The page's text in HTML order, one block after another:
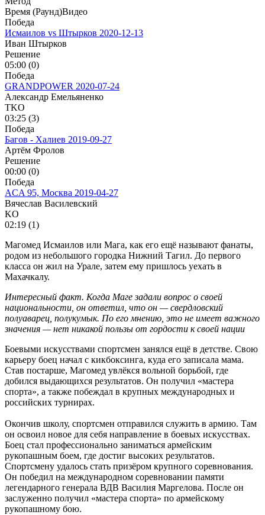
Время (Раунд)Видео
Победа
Исмаилов vs Штырков 2020-12-13
Иван Штырков
Решение
05:00 (0)
Победа
GRANDPOWER 2020-07-24
Александр Емельяненко
TKO
03:25 (3)
Победа
Багов - Халиев 2019-09-27
Артём Фролов
Решение
00:00 (0)
Победа
ACA 95, Москва 2019-04-27
Вячеслав Василевский
KO
02:19 (1)
Магомед Исмаилов или Мага, как его ещё называют фанаты,
родом из небольшого городка Нижний Тагил. До первого
класса он жил на Урале, затем ему пришлось уехать в
Махачкалу.
Интересный факт. Когда Маге задали вопрос о своей
национальности, он ответил, что он — свердловский
полуаварец, полукумык. По его мнению, это не имеет важного
значения — нет никакой пользы от гордости к своей нации
Боевыми искусствами спортсмен занялся ещё в детстве. Свою
карьеру боец начал с кикбоксинга, куда его записала мама.
Став постарше, Магомед увлёкся вольной борьбой, где
добился выдающихся результатов. Он получил «мастера
спорта», а также побеждал в крупных международных и
российских турнирах.
Окончив школу, спортсмен отправился служить в армию. Там
он освоил новое для себя направление в боевых искусствах.
Боец стал профессионально заниматься армейским
рукопашным боем, где достиг высоких результатов.
Спортсмену удалось стать призёром крупного соревнования.
Он победил на международном соревновании памяти
легендарного генерала ВДВ Василия Маргелова. После он
заслуженно получил «мастера спорта» по армейскому
рукопашному бою.